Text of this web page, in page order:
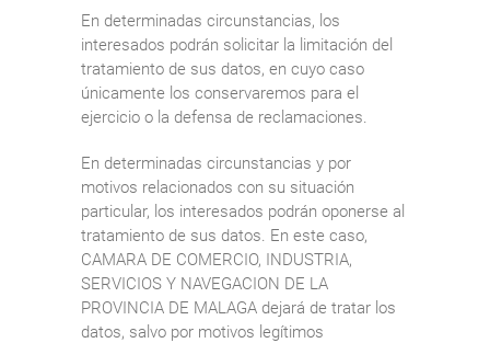
En determinadas circunstancias, los
interesados podrán solicitar la limitación del
tratamiento de sus datos, en cuyo caso
únicamente los conservaremos para el
ejercicio o la defensa de reclamaciones.
En determinadas circunstancias y por
motivos relacionados con su situación
particular, los interesados podrán oponerse al
tratamiento de sus datos. En este caso,
CAMARA DE COMERCIO, INDUSTRIA,
SERVICIOS Y NAVEGACION DE LA
PROVINCIA DE MALAGA dejará de tratar los
datos, salvo por motivos legítimos